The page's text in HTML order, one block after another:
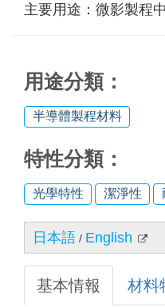
主要用途：微影製程
用途分類：
半導體製程材料
特性分類：
光學特性 潔淨性
日本語 / English
基本情報 材料